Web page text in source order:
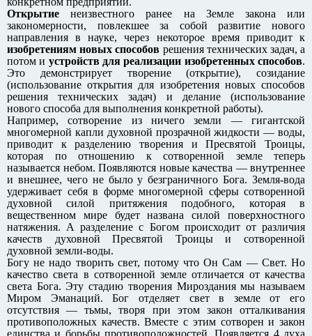
Открытие неизвестного ранее на Земле закона или
закономерности, повлекшее за собой развитие нового
направления в науке, через некоторое время приводит к
изобретениям новых способов решения технических задач, а
потом и устройств для реализации изобретенных способов.
Это демонстрирует творение (открытие), созидание
(использование открытия для изобретения новых способов
решения технических задач) и делание (использование
нового способа для выполнения конкретной работы).
Например, сотворение из ничего земли — гигантской
многомерной капли духовной прозрачной жидкости — воды,
приводит к разделению творения и Пресвятой Троицы,
которая по отношению к сотворенной земле теперь
называется небом. Появляются новые качества — внутреннее
и внешнее, чего не было у безграничного Бога. Земля-вода
удерживает себя в форме многомерной сферы сотворенной
духовной силой притяжения подобного, которая в
вещественном мире будет названа силой поверхностного
натяжения. А разделение с Богом происходит от различия
качеств духовной Пресвятой Троицы и сотворенной
духовной земли-воды.
Богу не надо творить свет, потому что Он Сам — Свет. Но
качество света в сотворенной земле отличается от качества
света Бога. Эту стадию творения Мироздания мы называем
Миром Эманаций. Бог отделяет свет в земле от его
отсутствия — тьмы, творя при этом закон отталкивания
противоположных качеств. Вместе с этим сотворен и закон
единства и борьбы противоположностей. Появляется 4 духа